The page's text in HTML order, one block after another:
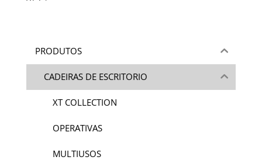
PRODUTOS
CADEIRAS DE ESCRITORIO
XT COLLECTION
OPERATIVAS
MULTIUSOS